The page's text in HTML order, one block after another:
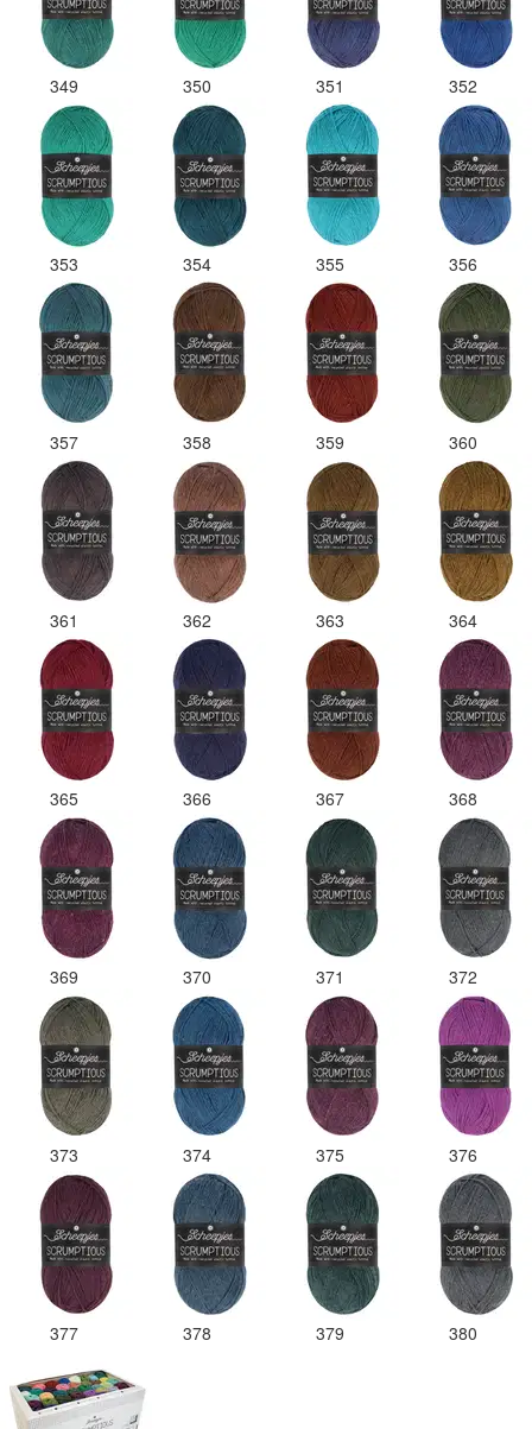
349 350 351 352
353 354 355 356
357 358 359 360
361 362 363 364
365 366 367 368
369 370 371 372
373 374 375 376
377 378 379 380